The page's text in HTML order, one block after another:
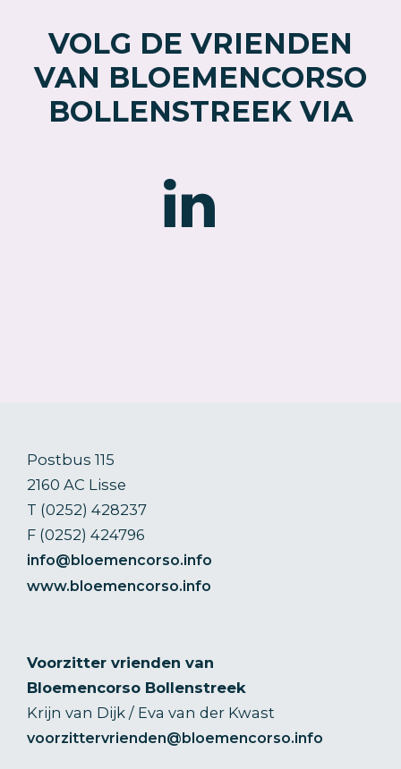
Postbus 115
2160 AC Lisse
T (0252) 428237
F (0252) 424796
info@bloemencorso.info
www.bloemencorso.info
Voorzitter vrienden van
Bloemencorso Bollenstreek
Krijn van Dijk / Eva van der Kwast
voorzittervrienden@bloemencorso.info
VOLG DE VRIENDEN
VAN BLOEMENCORSO
BOLLENSTREEK VIA